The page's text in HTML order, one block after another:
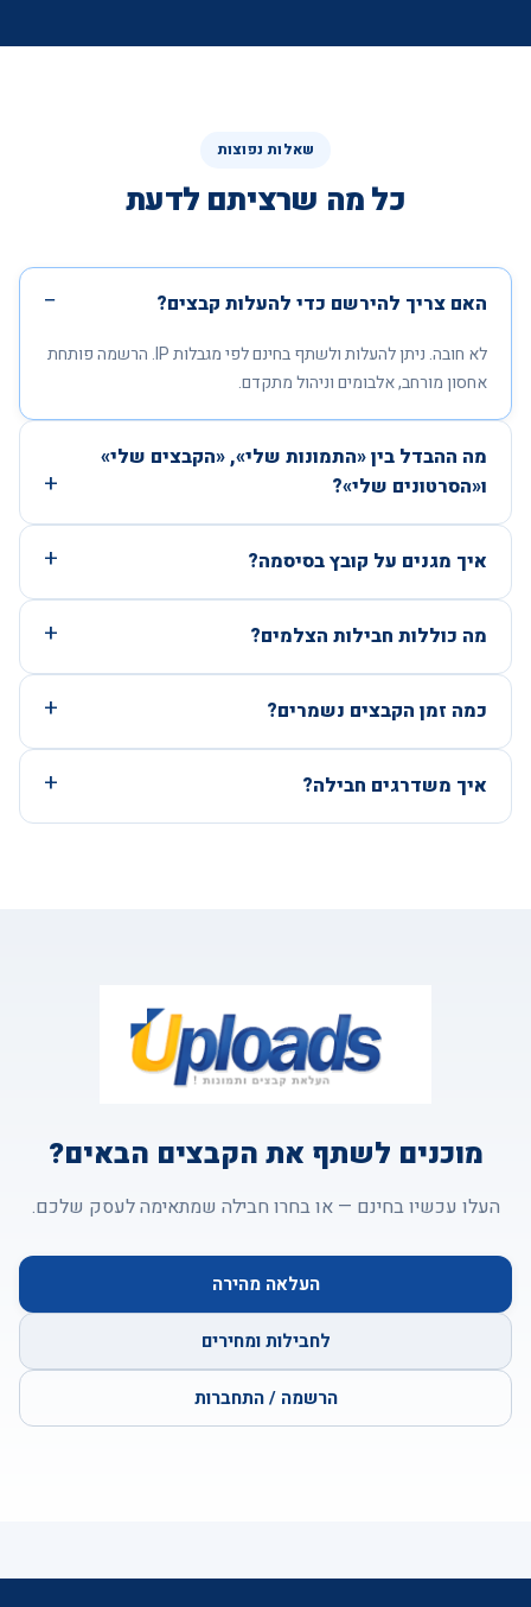
שאלות נפוצות
כל מה שרציתם לדעת
האם צריך להירשם כדי להעלות קבצים?
לא חובה. ניתן להעלות ולשתף בחינם לפי מגבלות IP. הרשמה פותחת
אחסון מורחב, אלבומים וניהול מתקדם.
מה ההבדל בין «התמונות שלי», «הקבצים שלי»
ו«הסרטונים שלי»?
איך מגנים על קובץ בסיסמה?
מה כוללות חבילות הצלמים?
כמה זמן הקבצים נשמרים?
איך משדרגים חבילה?
מוכנים לשתף את הקבצים הבאים?
העלו עכשיו בחינם — או בחרו חבילה שמתאימה לעסק שלכם.
העלאה מהירה
לחבילות ומחירים
הרשמה / התחברות